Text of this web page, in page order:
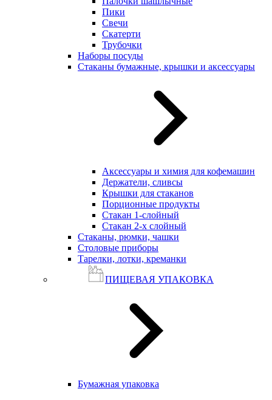
Пики
Свечи
Скатерти
Трубочки
Наборы посуды
Стаканы бумажные, крышки и аксессуары
Аксессуары и химия для кофемашин
Держатели, сливсы
Крышки для стаканов
Порционные продукты
Стакан 1-слойный
Стакан 2-х слойный
Стаканы, рюмки, чашки
Столовые приборы
Тарелки, лотки, креманки
ПИЩЕВАЯ УПАКОВКА
Бумажная упаковка